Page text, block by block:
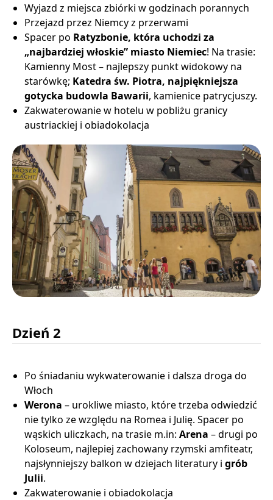
Wyjazd z miejsca zbiórki w godzinach porannych
Przejazd przez Niemcy z przerwami
Spacer po Ratyzbonie, która uchodzi za
„najbardziej włoskie” miasto Niemiec! Na trasie:
Kamienny Most – najlepszy punkt widokowy na
starówkę; Katedra św. Piotra, najpiękniejsza
gotycka budowla Bawarii, kamienice patrycjuszy.
Zakwaterowanie w hotelu w pobliżu granicy
austriackiej i obiadokolacja
Dzień 2
Po śniadaniu wykwaterowanie i dalsza droga do
Włoch
Werona – urokliwe miasto, które trzeba odwiedzić
nie tylko ze względu na Romea i Julię. Spacer po
wąskich uliczkach, na trasie m.in: Arena – drugi po
Koloseum, najlepiej zachowany rzymski amfiteatr,
najsłynniejszy balkon w dziejach literatury i grób
Julii.
Zakwaterowanie i obiadokolacja